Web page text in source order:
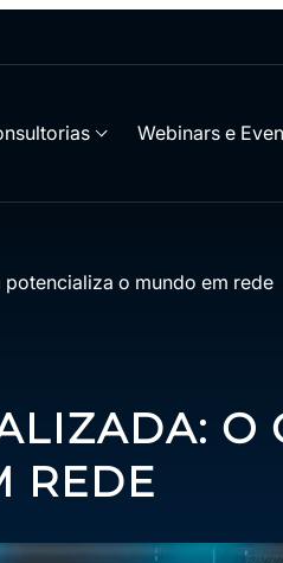
Webinars e
o mundo em rede
O
REDE